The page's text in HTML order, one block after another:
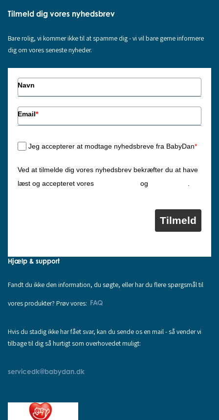
Tilmeld dig vores nyhedsbrev
Bare rolig, vi kommer ikke til at spamme dig - vi vil bare gerne informere
dig om vores seneste nyheder.
Navn
Email*
Jeg accepterer at modtage nyhedsbreve fra BabyDan*
Ved at tilmelde dig vores nyhedsbrev bekræfter du at have
læst og accepteret vores
og
Tilmeld
Hjælp & support
Fandt du ikke den information, du søgte, eller har du flere spørgsmål til
vores produkter? Prøv vores: FAQ
Hvis du stadig ikke har fået svar, kan du sende os en mail - så vender vi
tilbage til dig så hurtigt som overhovedet muligt:
servicedk@babydan.dk